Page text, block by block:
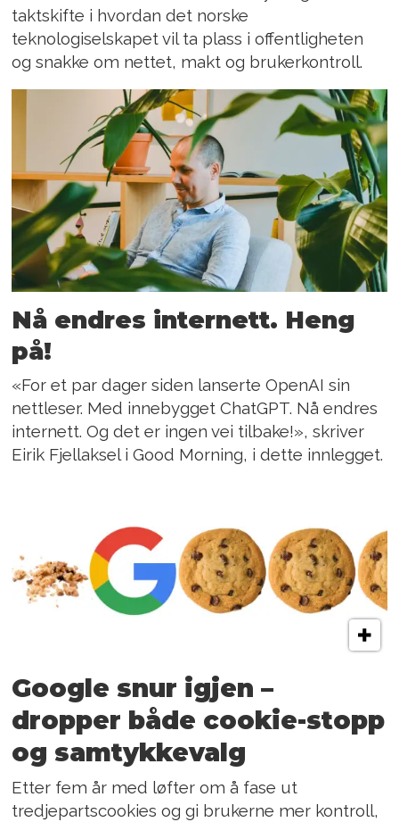
taktskifte i hvordan det norske
teknologiselskapet vil ta plass i offentligheten
og snakke om nettet, makt og brukerkontroll.
Nå endres internett. Heng
på!
«For et par dager siden lanserte OpenAI sin
nettleser. Med innebygget ChatGPT. Nå endres
internett. Og det er ingen vei tilbake!», skriver
Eirik Fjellaksel i Good Morning, i dette innlegget.
Google snur igjen –
dropper både cookie-stopp
og samtykkevalg
Etter fem år med løfter om å fase ut
tredjepartscookies og gi brukerne mer kontroll,